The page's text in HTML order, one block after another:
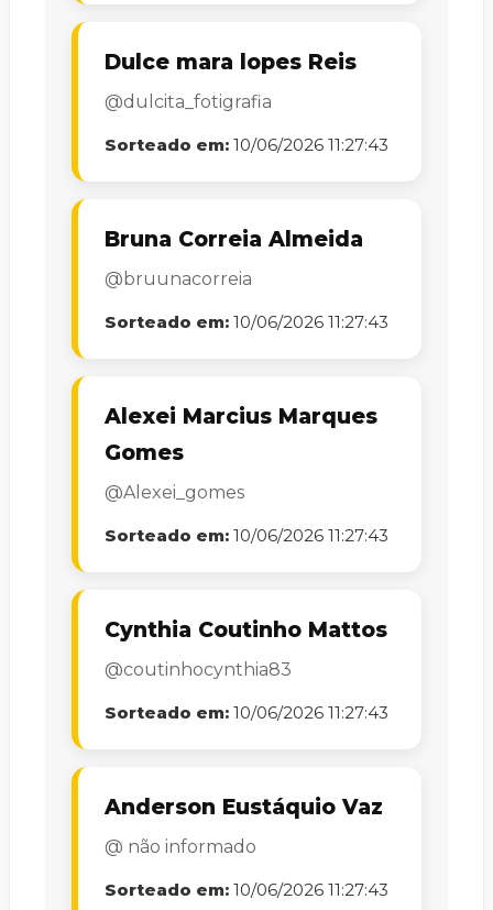
Dulce mara lopes Reis
@dulcita_fotigrafia
Sorteado em: 10/06/2026 11:27:43
Bruna Correia Almeida
@bruunacorreia
Sorteado em: 10/06/2026 11:27:43
Alexei Marcius Marques
Gomes
@Alexei_gomes
Sorteado em: 10/06/2026 11:27:43
Cynthia Coutinho Mattos
@coutinhocynthia83
Sorteado em: 10/06/2026 11:27:43
Anderson Eustáquio Vaz
@ não informado
Sorteado em: 10/06/2026 11:27:43